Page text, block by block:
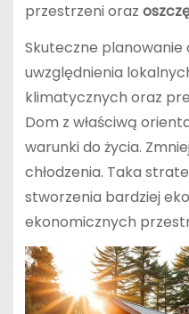
przestrzeni oraz
Skuteczne
uwzględnienia
klimatycznych oraz
Dom z właściwą
warunki do życia.
chłodzenia. Taka
stworzenia bardziej
ekonomicznych